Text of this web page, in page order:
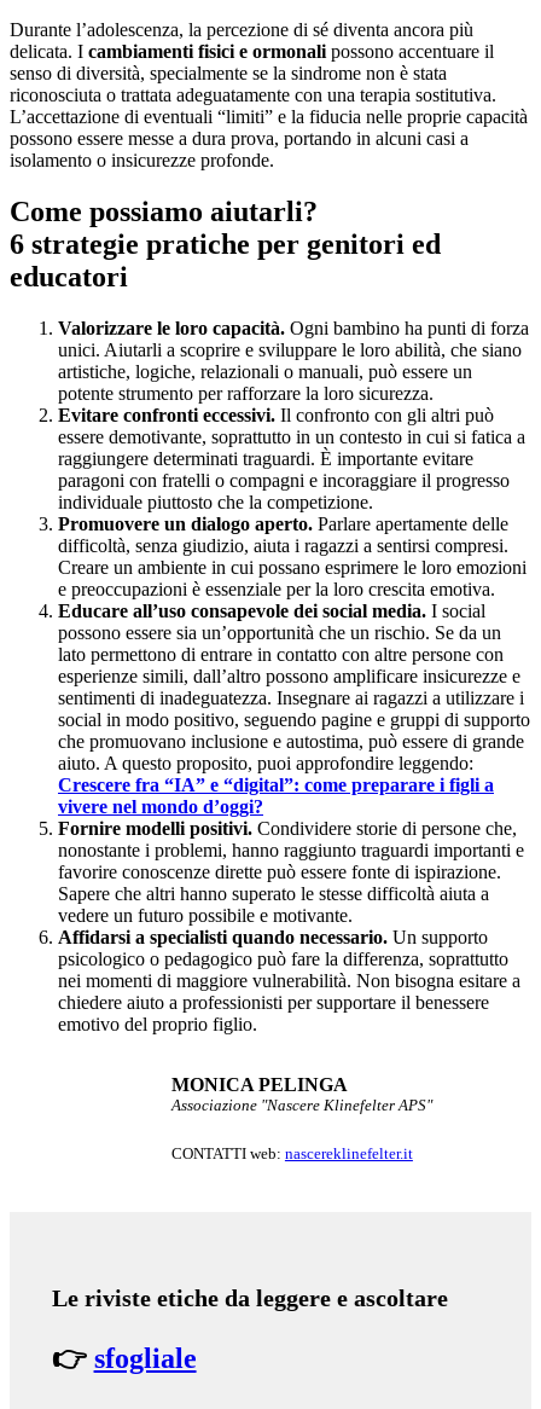
Durante l’adolescenza, la percezione di sé diventa ancora più
delicata. I cambiamenti fisici e ormonali possono accentuare il
senso di diversità, specialmente se la sindrome non è stata
riconosciuta o trattata adeguatamente con una terapia sostitutiva.
L’accettazione di eventuali “limiti” e la fiducia nelle proprie capacità
possono essere messe a dura prova, portando in alcuni casi a
isolamento o insicurezze profonde.
Come possiamo aiutarli?
6 strategie pratiche per genitori ed
educatori
Valorizzare le loro capacità. Ogni bambino ha punti di forza
unici. Aiutarli a scoprire e sviluppare le loro abilità, che siano
artistiche, logiche, relazionali o manuali, può essere un
potente strumento per rafforzare la loro sicurezza.
Evitare confronti eccessivi. Il confronto con gli altri può
essere demotivante, soprattutto in un contesto in cui si fatica a
raggiungere determinati traguardi. È importante evitare
paragoni con fratelli o compagni e incoraggiare il progresso
individuale piuttosto che la competizione.
Promuovere un dialogo aperto. Parlare apertamente delle
difficoltà, senza giudizio, aiuta i ragazzi a sentirsi compresi.
Creare un ambiente in cui possano esprimere le loro emozioni
e preoccupazioni è essenziale per la loro crescita emotiva.
Educare all’uso consapevole dei social media. I social
possono essere sia un’opportunità che un rischio. Se da un
lato permettono di entrare in contatto con altre persone con
esperienze simili, dall’altro possono amplificare insicurezze e
sentimenti di inadeguatezza. Insegnare ai ragazzi a utilizzare i
social in modo positivo, seguendo pagine e gruppi di supporto
che promuovano inclusione e autostima, può essere di grande
aiuto. A questo proposito, puoi approfondire leggendo:
Crescere fra “IA” e “digital”: come preparare i figli a
vivere nel mondo d’oggi?
Fornire modelli positivi. Condividere storie di persone che,
nonostante i problemi, hanno raggiunto traguardi importanti e
favorire conoscenze dirette può essere fonte di ispirazione.
Sapere che altri hanno superato le stesse difficoltà aiuta a
vedere un futuro possibile e motivante.
Affidarsi a specialisti quando necessario. Un supporto
psicologico o pedagogico può fare la differenza, soprattutto
nei momenti di maggiore vulnerabilità. Non bisogna esitare a
chiedere aiuto a professionisti per supportare il benessere
emotivo del proprio figlio.
MONICA PELINGA
Associazione "Nascere Klinefelter APS"
CONTATTI web: nascereklinefelter.it
Le riviste etiche da leggere e ascoltare
👉 sfogliale